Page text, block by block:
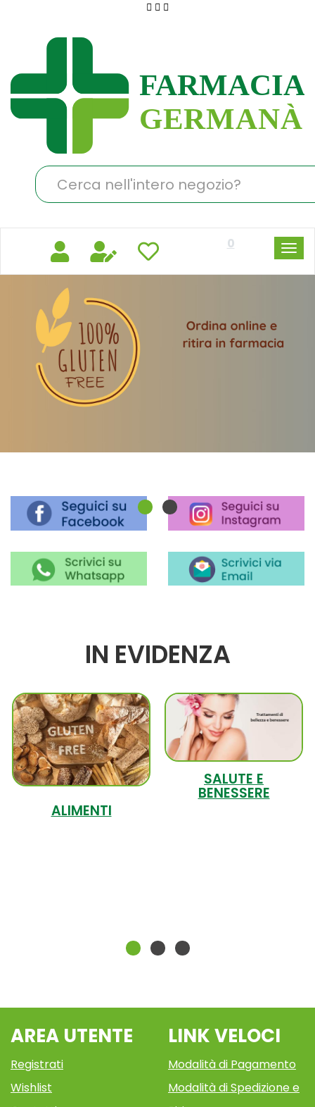
principale
Germanà
Cerca
Prodotto
0
IN EVIDENZA
ALIMENTI
SALUTE E
BENESSERE
AREA UTENTE
Registrati
Wishlist
LINK VELOCI
Modalità di Pagamento
Modalità di Spedizione e